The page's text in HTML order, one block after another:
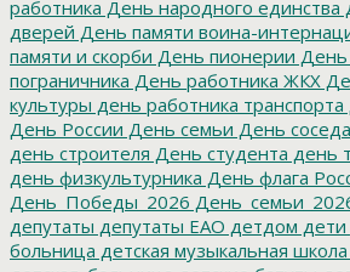
работника День народного единства
дверей День памяти воина-
памяти и скорби День пионерии
пограничника День работника ЖКХ
культуры день работника транспорта
День России День семьи День соседа
день строителя День студента день
день физкультурника День флага
День_Победы_2026
депутаты депутаты ЕАО детдом дети
больница детская музыкальная школа